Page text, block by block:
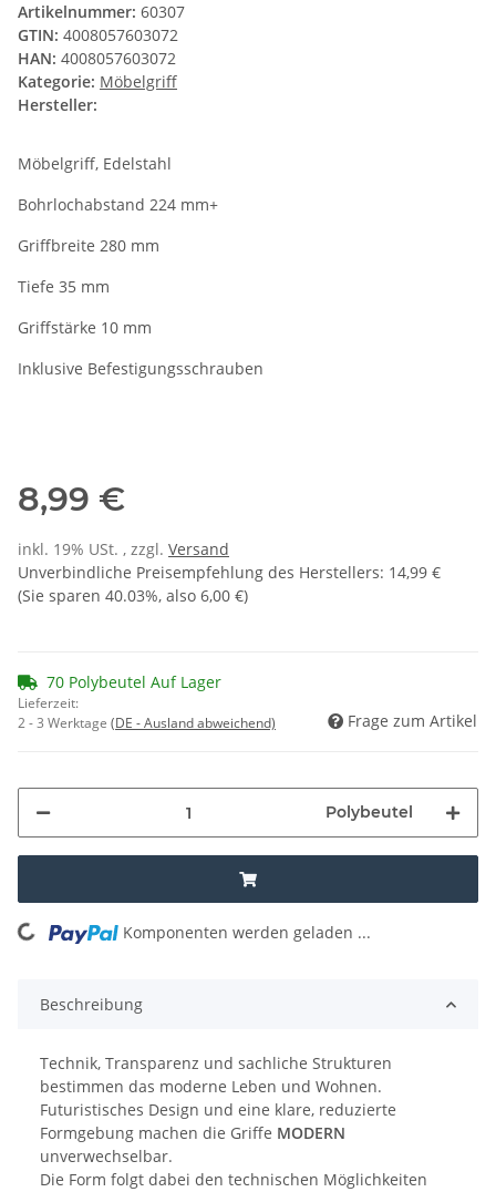
Artikelnummer: 60307
GTIN: 4008057603072
HAN: 4008057603072
Kategorie: Möbelgriff
Hersteller:
Möbelgriff, Edelstahl
Bohrlochabstand 224 mm+
Griffbreite 280 mm
Tiefe 35 mm
Griffstärke 10 mm
Inklusive Befestigungsschrauben
8,99 €
inkl. 19% USt. , zzgl. Versand
Unverbindliche Preisempfehlung des Herstellers: 14,99 €
(Sie sparen 40.03%, also 6,00 €)
70 Polybeutel Auf Lager
Lieferzeit:
2 - 3 Werktage (DE - Ausland abweichend) Frage zum Artikel
Polybeutel
Loading... Komponenten werden geladen ...
Beschreibung
Technik, Transparenz und sachliche Strukturen
bestimmen das moderne Leben und Wohnen.
Futuristisches Design und eine klare, reduzierte
Formgebung machen die Griffe MODERN
unverwechselbar.
Die Form folgt dabei den technischen Möglichkeiten